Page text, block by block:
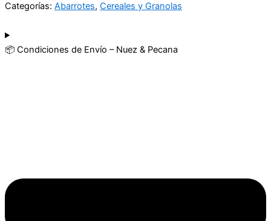
Categorías: Abarrotes, Cereales y Granolas
📦 Condiciones de Envío – Nuez & Pecana